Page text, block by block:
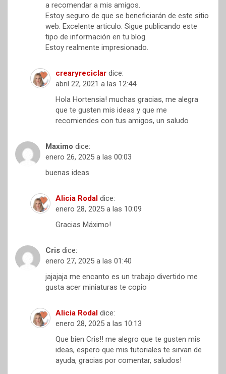
a recomendar a mis amigos.
Estoy seguro de que se beneficiarán de este sitio
web. Excelente articulo. Sigue publicando este
tipo de información en tu blog.
Estoy realmente impresionado.
crearyreciclar dice:
abril 22, 2021 a las 12:44
Hola Hortensia! muchas gracias, me alegra
que te gusten mis ideas y que me
recomiendes con tus amigos, un saludo
Maximo dice:
enero 26, 2025 a las 00:03
buenas ideas
Alicia Rodal dice:
enero 28, 2025 a las 10:09
Gracias Máximo!
Cris dice:
enero 27, 2025 a las 01:40
jajajaja me encanto es un trabajo divertido me
gusta acer miniaturas te copio
Alicia Rodal dice:
enero 28, 2025 a las 10:13
Que bien Cris!! me alegro que te gusten mis
ideas, espero que mis tutoriales te sirvan de
ayuda, gracias por comentar, saludos!